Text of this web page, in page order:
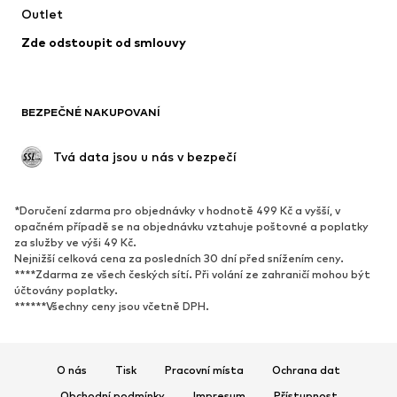
Kabáty
Plavky
Příležitosti
Upcyklace
Nové
Oblíbené
Tenisky
Lodičky & boty na podpatku
Kozačky
Sandály
Exkluzivně
Outlet
Zde odstoupit od smlouvy
BEZPEČNÉ NAKUPOVANÍ
Tvá data jsou u nás v bezpečí
*Doručení zdarma pro objednávky v hodnotě 499 Kč a vyšší, v
opačném případě se na objednávku vztahuje poštovné a poplatky
za služby ve výši 49 Kč.
Nejnižší celková cena za posledních 30 dní před snížením ceny.
****Zdarma ze všech českých sítí. Při volání ze zahraničí mohou být
účtovány poplatky.
******Všechny ceny jsou včetně DPH.
O nás Tisk Pracovní místa
Ochrana dat